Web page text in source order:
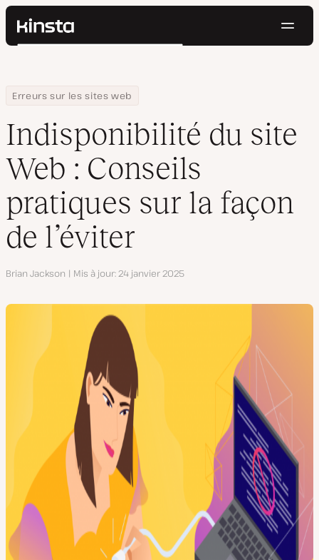
Kinsta®
Prix
Contact
Rechercher
Home
Centre de ressources
Blog
Erreurs sur les sites web
Indisponibilité du site Web : Conseils pratiques sur la façon de
Indisponibilité du site
Web : Conseils
pratiques sur la façon
de l’éviter
Auteur
Brian Jackson Mis à jour 24 janvier 2025